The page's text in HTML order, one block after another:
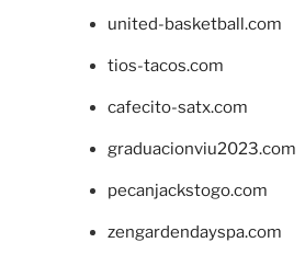
united-basketball.com
tios-tacos.com
cafecito-satx.com
graduacionviu2023.com
pecanjackstogo.com
zengardendayspa.com